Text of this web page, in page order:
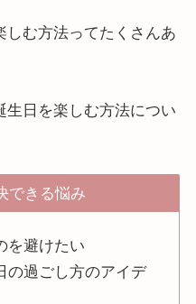
しむ方法ってたくさんあ
日を楽しむ方法につい
できる悩み
を避けたい
の過ごし方のアイデ